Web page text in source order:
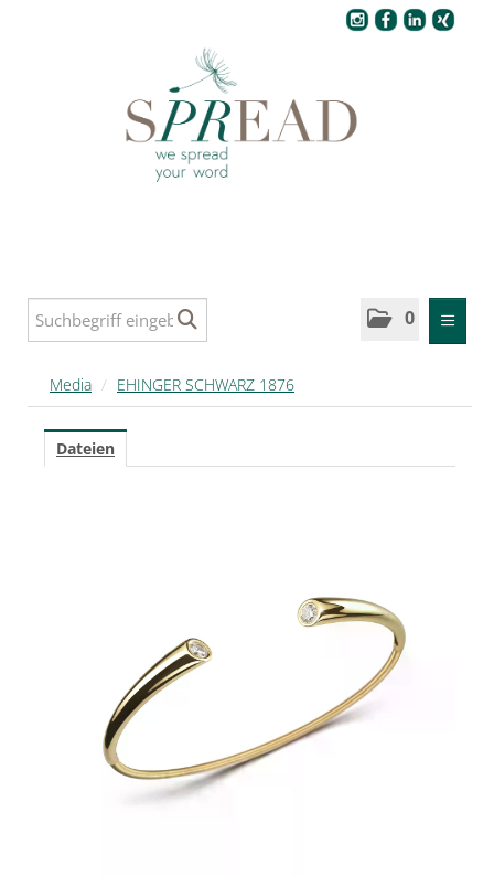
0
MELDUNGEN
MEDIA
SPREAD Medleys
DOUGLAS x Rare Beauty
Dorotheum Juwelier
DUFTSTARS / The Fragrance Foundation Austria
Media / EHINGER SCHWARZ 1876
Dateien